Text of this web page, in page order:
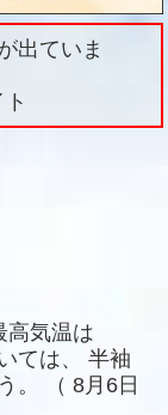
出ていま
高気温は
ては、
半袖
。
（ 8月6日